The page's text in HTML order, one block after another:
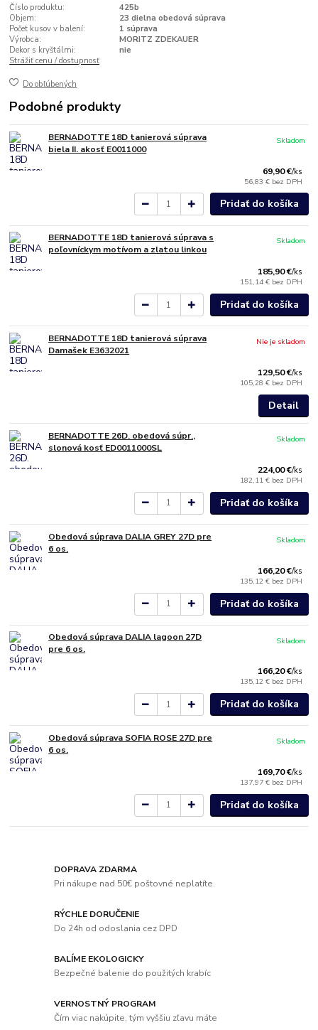
Číslo produktu:
425b
Objem:
23 dielna obedová súprava
Počet kusov v balení:
1 súprava
Výrobca:
MORITZ ZDEKAUER
Dekor s kryštálmi:
nie
Strážiť cenu / dostupnosť
Do obľúbených
Podobné produkty
BERNADOTTE 18D tanierová súprava
biela II. akosť E0011000
69,90 €/ks
56,83 € bez DPH
Skladom
Pridať do košíka
BERNADOTTE 18D tanierová súprava s
poľovníckym motívom a zlatou linkou
185,90 €/ks
151,14 € bez DPH
Skladom
Pridať do košíka
BERNADOTTE 18D tanierová súprava
Damašek E3632021
129,50 €/ks
105,28 € bez DPH
Nie je skladom
Detail
BERNADOTTE 26D. obedová súpr.,
slonová kosť ED0011000SL
224,00 €/ks
182,11 € bez DPH
Skladom
Pridať do košíka
Obedová súprava DALIA GREY 27D pre
6 os.
166,20 €/ks
135,12 € bez DPH
Skladom
Pridať do košíka
Obedová súprava DALIA lagoon 27D
pre 6 os.
166,20 €/ks
135,12 € bez DPH
Skladom
Pridať do košíka
Obedová súprava SOFIA ROSE 27D pre
6 os.
169,70 €/ks
137,97 € bez DPH
Skladom
Pridať do košíka
DOPRAVA ZDARMA
Pri nákupe nad 50€ poštovné neplatíte.
RÝCHLE DORUČENIE
Do 24h od odoslania cez DPD
BALÍME EKOLOGICKY
Bezpečné balenie do použitých krabíc
VERNOSTNÝ PROGRAM
Čím viac nakúpite, tým vyššiu zľavu máte